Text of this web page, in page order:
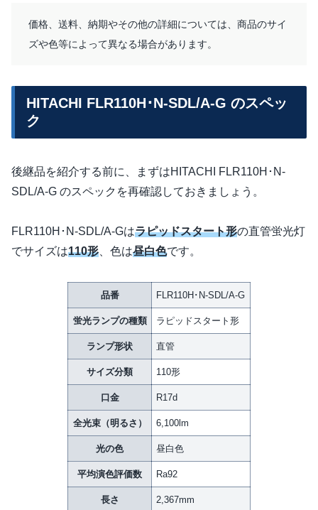
価格、送料、納期やその他の詳細については、商品のサイ
ズや色等によって異なる場合があります。
HITACHI FLR110H･N-SDL/A-G のスペッ
ク
後継品を紹介する前に、まずはHITACHI FLR110H･N-
SDL/A-G のスペックを再確認しておきましょう。
FLR110H･N-SDL/A-Gはラピッドスタート形の直管蛍光灯
でサイズは110形 、色は昼白色です。
品番 FLR110H･N-SDL/A-G
蛍光ランプの種類 ラピッドスタート形
ランプ形状 直管
サイズ分類 110形
口金 R17d
全光束（明るさ） 6,100lm
光の色 昼白色
平均演色評価数 Ra92
長さ 2,367mm